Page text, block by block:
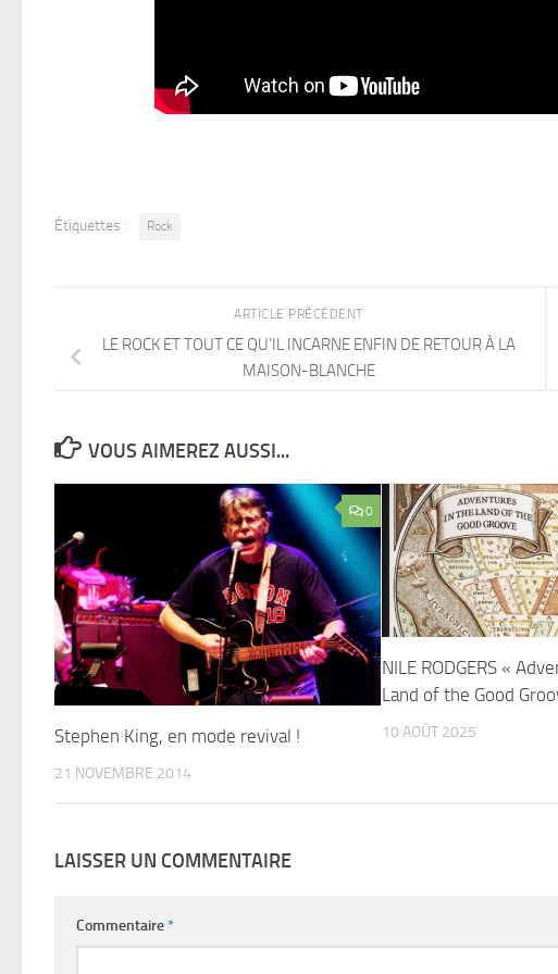
Étiquettes : Rock
ARTICLE PRÉCÉDENT
LE ROCK ET TOUT CE QU’IL INCARNE ENFIN DE RETOUR À LA
MAISON-BLANCHE
VOUS AIMEREZ AUSSI...
0
Stephen King, en mode revival !
21 NOVEMBRE 2014
NILE RODGERS «
Land of the Good
10 AOÛT 2025
LAISSER UN COMMENTAIRE
Commentaire*